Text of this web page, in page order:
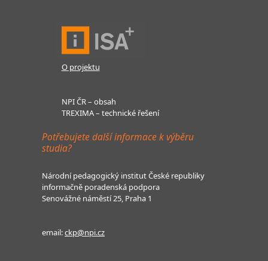
O projektu
NPI ČR – obsah
TREXIMA – technické řešení
Potřebujete další informace k výběru
studia?
Národní pedagogický institut České republiky
informačně poradenská podpora
Senovážné náměstí 25, Praha 1
email:ckp@npi.cz